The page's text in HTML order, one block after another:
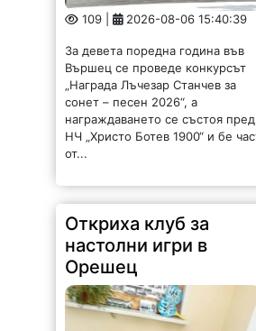
109 | 2026-08-06 15:40:39
Вършец се проведе конкурсът
„Награда Лъчезар Станчев за
сонет – песен 2026“, а
награждаването се състоя пред
НЧ „Христо Ботев 1900“ и бе част
от...
Откриха клуб за
настолни игри в
Орешец